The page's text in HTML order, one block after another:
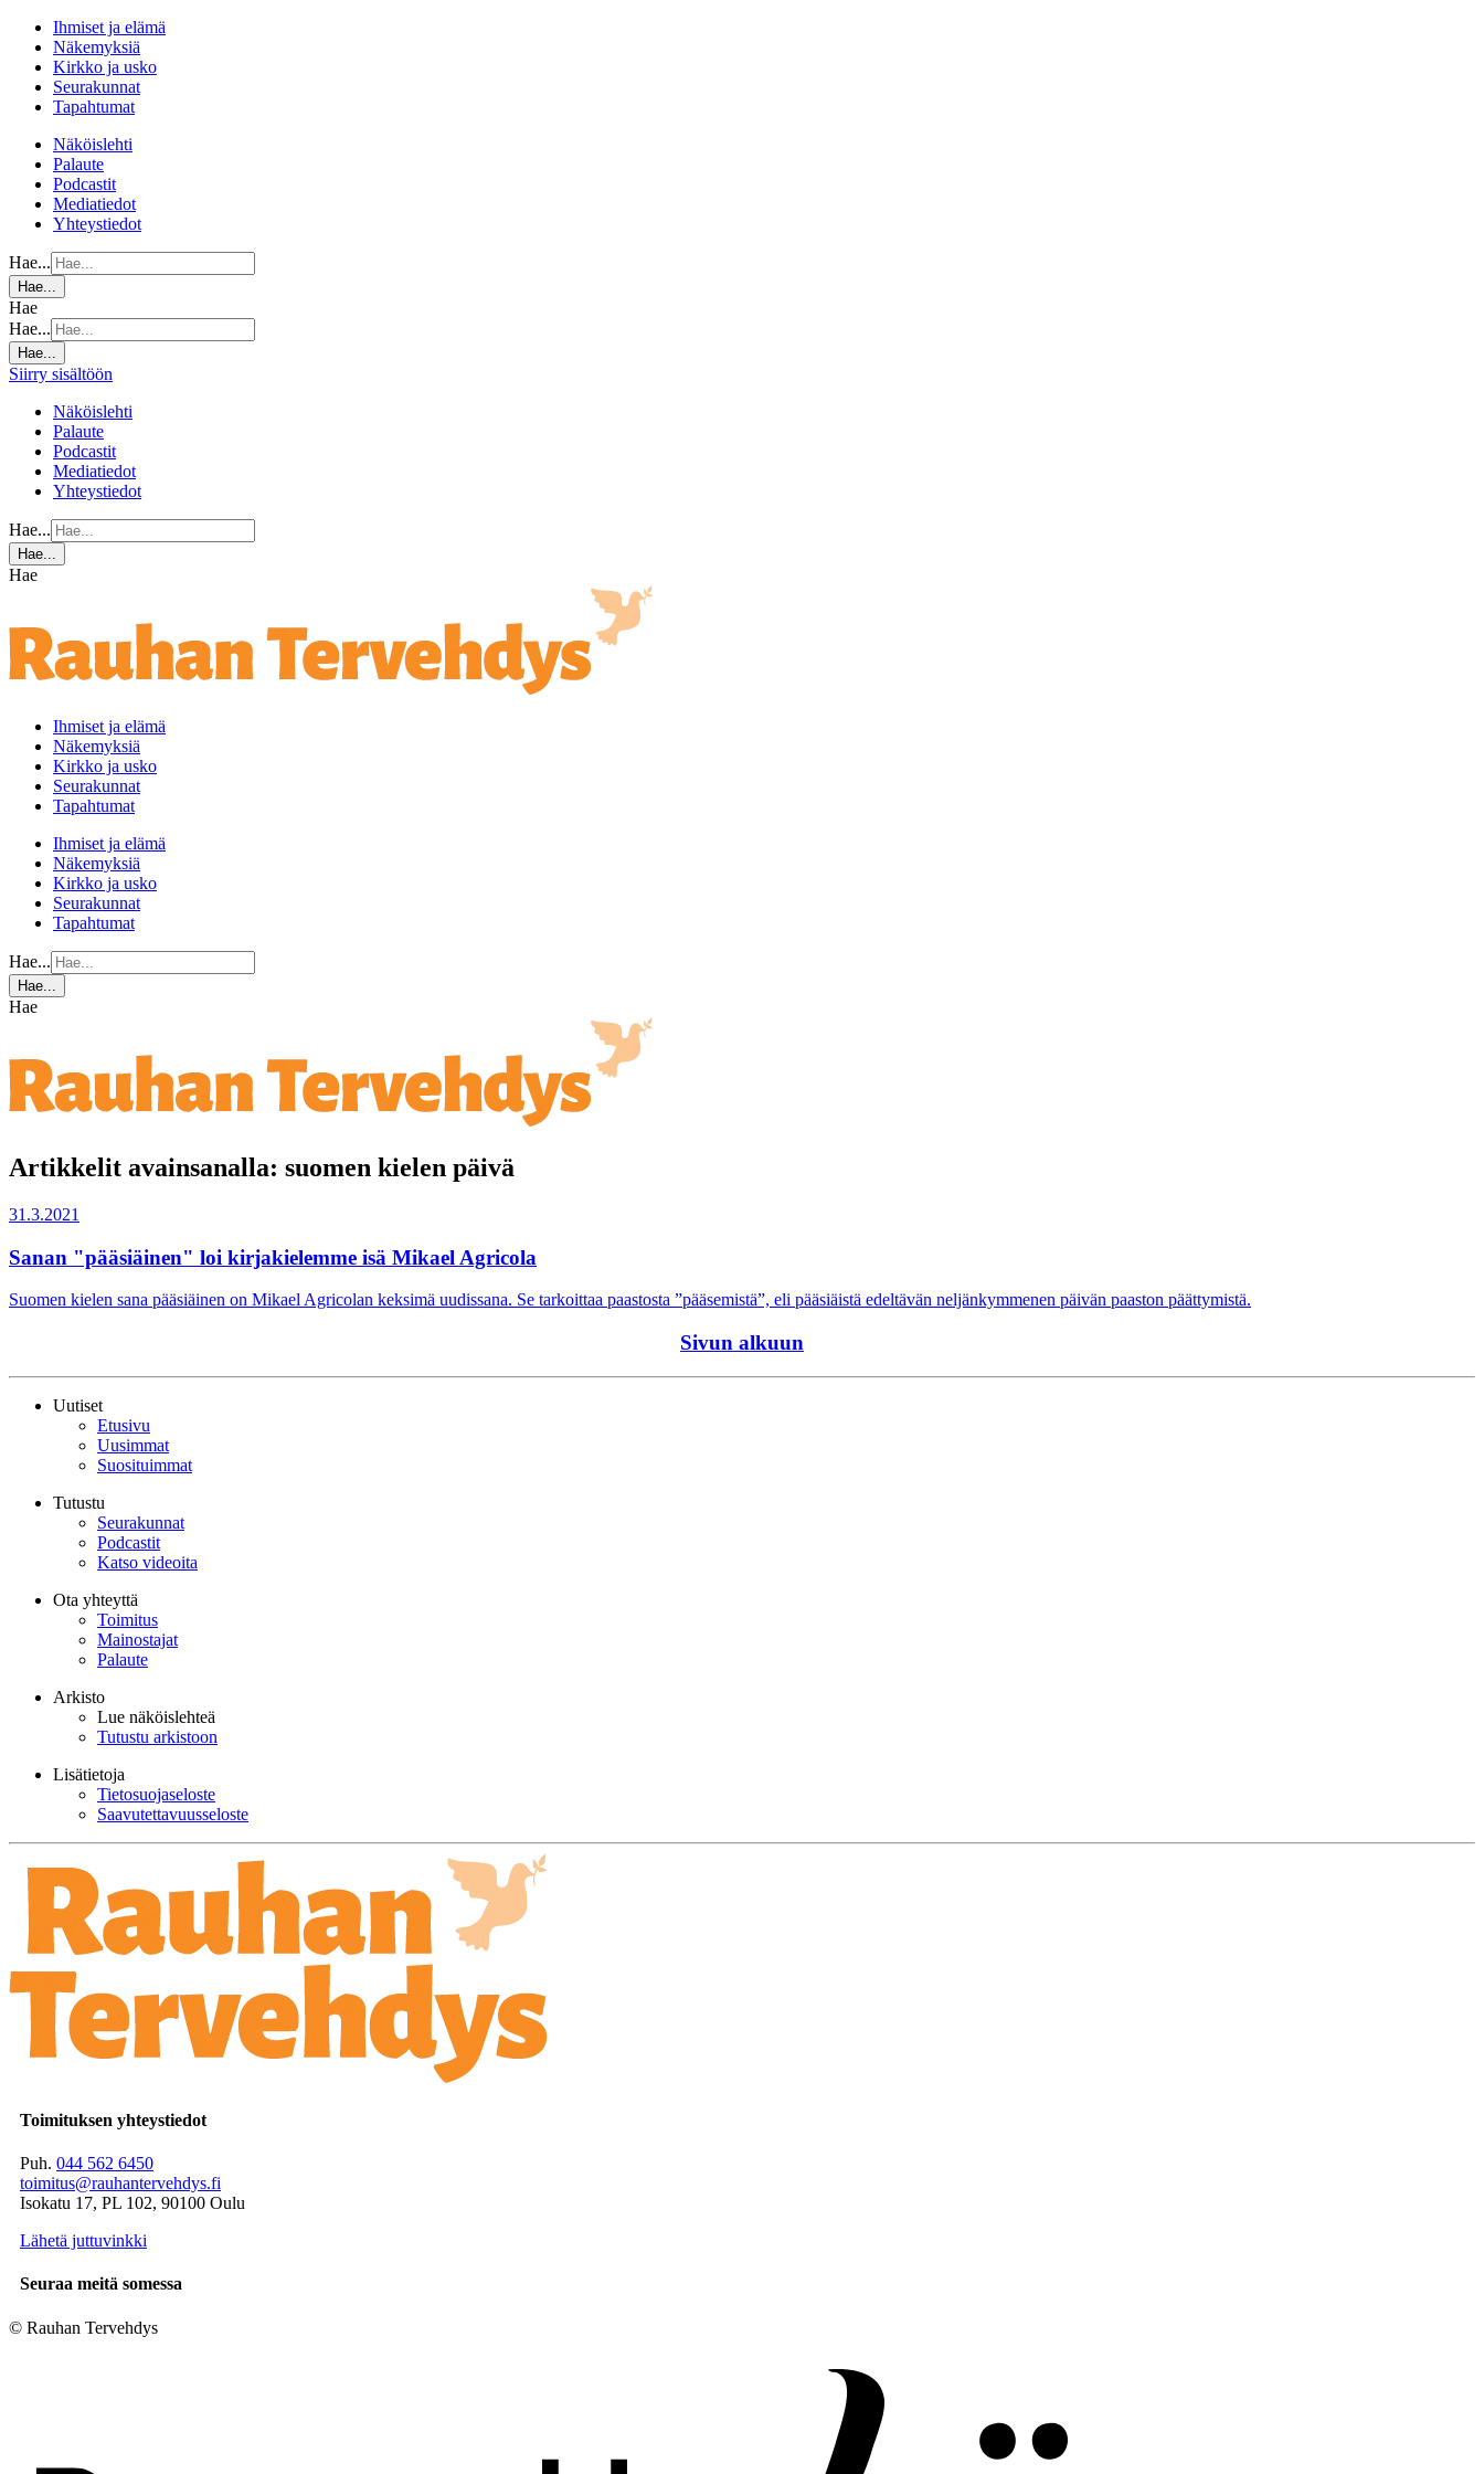
Ihmiset ja elämä
Näkemyksiä
Kirkko ja usko
Seurakunnat
Tapahtumat
Näköislehti
Palaute
Podcastit
Mediatiedot
Yhteystiedot
Hae...
Hae...
Hae
Hae...
Hae...
Siirry sisältöön
Näköislehti
Palaute
Podcastit
Mediatiedot
Yhteystiedot
Hae...
Hae...
Hae
Ihmiset ja elämä
Näkemyksiä
Kirkko ja usko
Seurakunnat
Tapahtumat
Ihmiset ja elämä
Näkemyksiä
Kirkko ja usko
Seurakunnat
Tapahtumat
Hae...
Hae...
Hae
Artikkelit avainsanalla: suomen kielen päivä
31.3.2021
Sanan "pääsiäinen" loi kirjakielemme isä Mikael Agricola
Suomen kielen sana pääsiäinen on Mikael Agricolan keksimä uudissana. Se tarkoittaa paastosta ”pääsemistä”, eli pääsiäistä edeltävän neljänkymmenen päivän paaston päättymistä.
Sivun alkuun
Uutiset
Etusivu
Uusimmat
Suosituimmat
Tutustu
Seurakunnat
Podcastit
Katso videoita
Ota yhteyttä
Toimitus
Mainostajat
Palaute
Arkisto
Lue näköislehteä
Tutustu arkistoon
Lisätietoja
Tietosuojaseloste
Saavutettavuusseloste
Toimituksen yhteystiedot
Puh. 044 562 6450
toimitus@rauhantervehdys.fi
Isokatu 17, PL 102, 90100 Oulu
Lähetä juttuvinkki
Seuraa meitä somessa
© Rauhan Tervehdys